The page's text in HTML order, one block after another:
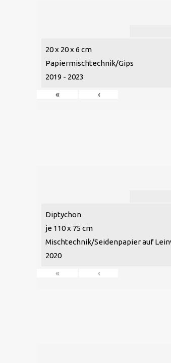
20 x 20 x 6 cm
Papiermischtechnik/Gips
2019 - 2023
« ‹
Diptychon
je 110 x 75 cm
Mischtechnik/Seidenpapier auf
2020
« ‹